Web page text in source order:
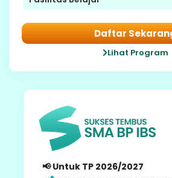
Daftar
Lihat Program
📢 Untuk TP 2026/2027